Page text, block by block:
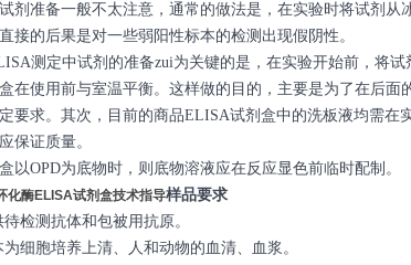
剂准备一般不太注意，通常的做法是，在实验时将试剂
接的后果是对一些弱阳性标本的检测出现假阴性。
测定中试剂的准备zui为关键的是，在实验开始前，将试
在使用前与室温平衡。这样做的目的，主要是为了在后
要求。其次，目前的商品ELISA试剂盒中的洗板液均需
保证质量。
以OPD为底物时，则底物溶液应在反应显色前临时配制。
化酶ELISA试剂盒技术指导样品要求
检测抗体和包被用抗原。
细胞培养上清、人和动物的血清、血浆。